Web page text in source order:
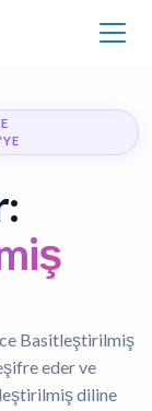
Basitleştirilmiş
eder ve
diline